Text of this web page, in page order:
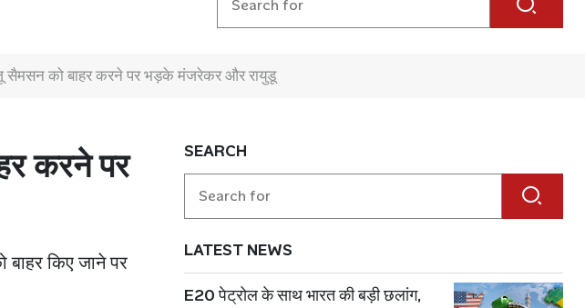
सैमसन को बाहर करने पर भड़के मंजरेकर और रायुडू
करने पर
किए जाने पर
SEARCH
LATEST NEWS
E20 पेट्रोल के साथ भारत की बड़ी छलांग,